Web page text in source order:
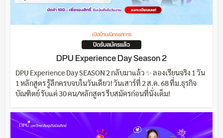
เปิดบ้าน/นิทรรศการ
ปิดรับสมัครแล้ว
DPU Experience Day Season 2
DPU Experience Day SEASON 2 กลับมาแล้ว ✨ ลองเรียนจริง 1 วัน
1 หลักสูตร รู้ลึกครบจบในวันเดียว! วันเสาร์ที่ 2 ส.ค. 68 ที่ม.ธุรกิจ
บัณฑิตย์ รับแค่ 30 คน/หลักสูตร รีบสมัครก่อนที่นั่งเต็ม!